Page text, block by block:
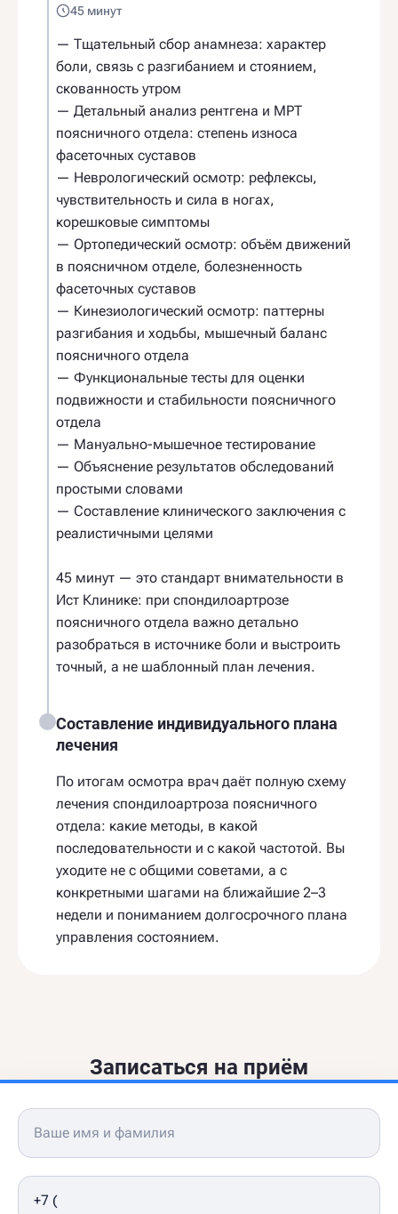
45 минут
— Тщательный сбор анамнеза: характер
боли, связь с разгибанием и стоянием,
скованность утром
— Детальный анализ рентгена и МРТ
поясничного отдела: степень износа
фасеточных суставов
— Неврологический осмотр: рефлексы,
чувствительность и сила в ногах,
корешковые симптомы
— Ортопедический осмотр: объём движений
в поясничном отделе, болезненность
фасеточных суставов
— Кинезиологический осмотр: паттерны
разгибания и ходьбы, мышечный баланс
поясничного отдела
— Функциональные тесты для оценки
подвижности и стабильности поясничного
отдела
— Мануально-мышечное тестирование
— Объяснение результатов обследований
простыми словами
— Составление клинического заключения с
реалистичными целями
45 минут — это стандарт внимательности в
Ист Клинике: при спондилоартрозе
поясничного отдела важно детально
разобраться в источнике боли и выстроить
точный, а не шаблонный план лечения.
Составление индивидуального плана
лечения
По итогам осмотра врач даёт полную схему
лечения спондилоартроза поясничного
отдела: какие методы, в какой
последовательности и с какой частотой. Вы
уходите не с общими советами, а с
конкретными шагами на ближайшие 2–3
недели и пониманием долгосрочного плана
управления состоянием.
Записаться на приём